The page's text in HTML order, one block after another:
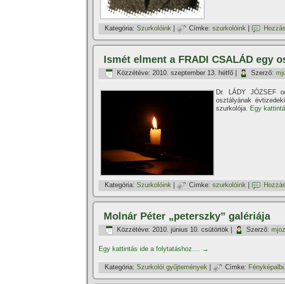
Kategória: Szurkolóink Címke: szurkolóink
Ismét elment a FRADI CSALÁD egy
Közzétéve: 2010. szeptember 13. hétfő Szerző:
Dr. LÁDY JÓZSEF
osztályának
szurkolója. Egy
Kategória: Szurkolóink Címke: szurkolóink
Molnár Péter „peterszky” galériája
Közzétéve: 2010. június 10. csütörtök Szerző:
Egy kattintás ide a folytatáshoz.... →
Kategória: Szurkolói gyűjtemények Címke: